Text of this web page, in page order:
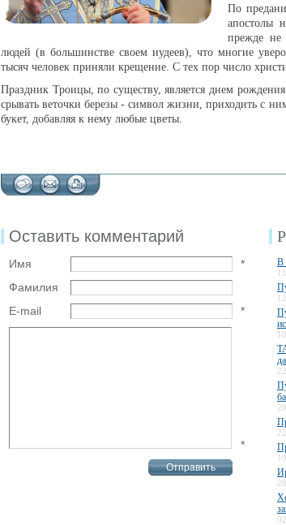
По
апостолы
прежде не
людей (в большинстве своем иудеев), что многие
тысяч человек приняли крещение. С тех пор число
Праздник Троицы, по существу, является днем
срывать веточки березы - символ жизни, приходить с
букет, добавляя к нему любые цветы.
Оставить комментарий
Имя
*
Фамилия
E-mail
*
*
В